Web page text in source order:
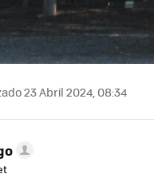
23 Abril 2024, 08:34